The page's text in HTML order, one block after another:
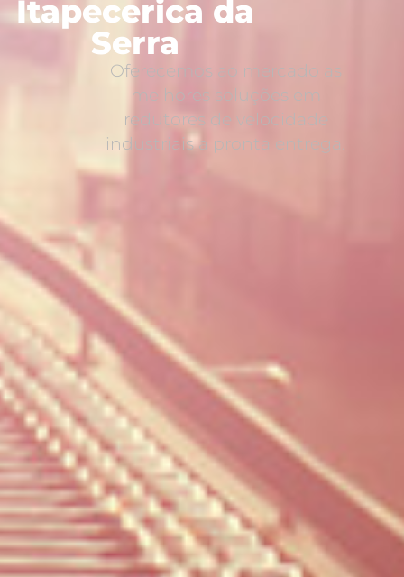
Itapecerica da
Serra
Oferecemos ao mercado as
melhores soluções em
redutores de velocidade
industriais a pronta entrega.